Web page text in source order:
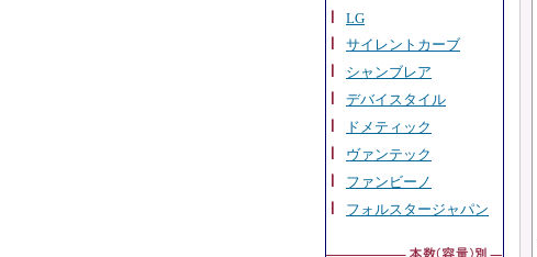
LG
サイレントカーブ
シャンブレア
デバイスタイル
ドメティック
ヴァンテック
ファンビーノ
フォルスタージャパン